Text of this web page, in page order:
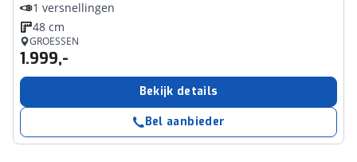
1 versnellingen
48 cm
GROESSEN
1.999,-
Bekijk details
Bel aanbieder